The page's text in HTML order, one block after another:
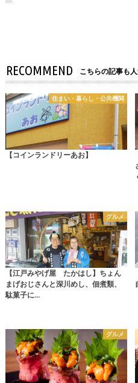
RECOMMEND こちらの記事も人
住まい・暮らし・公共機関
【コインランドリーあお】
グルメ
【江戸みやげ屋 たかはし】ちょん
まげおじさんと深川めし、佃煮類、
駄菓子に…
グルメ